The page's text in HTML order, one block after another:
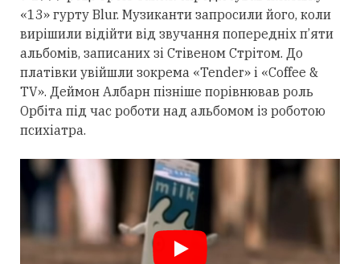
«13» гурту Blur. Музиканти запросили його, коли
вирішили відійти від звучання попередніх п’яти
альбомів, записаних зі Стівеном Стрітом. До
платівки увійшли зокрема «Tender» і «Coffee &
TV». Деймон Албарн пізніше порівнював роль
Орбіта під час роботи над альбомом із роботою
психіатра.